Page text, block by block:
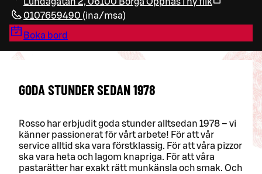
0107659490 (ina/msa)
Boka bord
GODA STUNDER SEDAN 1978
Rosso har erbjudit goda stunder alltsedan 1978 – vi
känner passionerat för vårt arbete! För att vår
service alltid ska vara förstklassig. För att våra pizzor
ska vara heta och lagom knapriga. För att våra
pastarätter har exakt rätt munkänsla och smak. Och